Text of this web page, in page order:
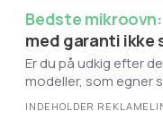
Bedste mikroovn:
med garanti ikke
Er du på udkig efter
modeller, som egner
læse købsguiden.
INDEHOLDER